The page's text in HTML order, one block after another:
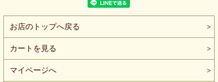
お店のトップへ戻る
カートを見る
マイページへ